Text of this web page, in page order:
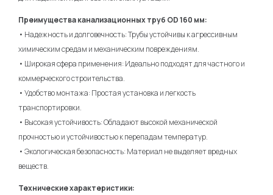
Преимущества канализационных труб OD 160 мм:
• Надежность и долговечность: Трубы устойчивы к агрессивным
химическим средам и механическим повреждениям.
• Широкая сфера применения: Идеально подходят для частного и
коммерческого строительства.
• Удобство монтажа: Простая установка и легкость
транспортировки.
• Высокая устойчивость: Обладают высокой механической
прочностью и устойчивостью к перепадам температур.
• Экологическая безопасность: Материал не выделяет вредных
веществ.
Технические характеристики: